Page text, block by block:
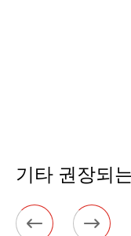
기타 권장되
 